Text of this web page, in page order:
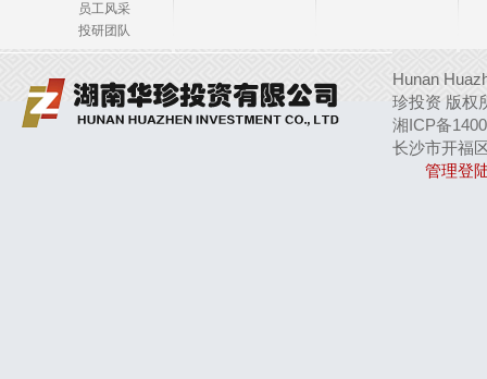
员工风采
投研团队
Hunan
珍投资 版权
湘ICP备
长沙市开福
管理登